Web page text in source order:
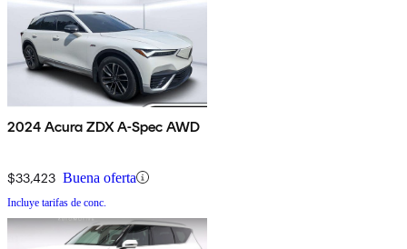
2024 Acura ZDX A-Spec AWD
$33,423 Buena oferta
Incluye tarifas de conc.